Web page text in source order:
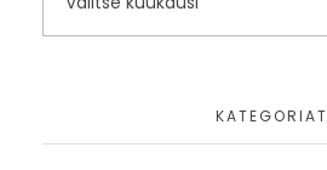
KATEGORIAT